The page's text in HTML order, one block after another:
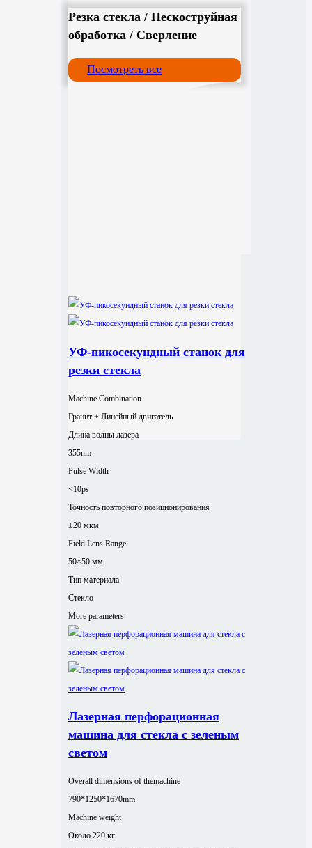
Резка стекла / Пескоструйная
обработка / Сверление
Посмотреть все
УФ-пикосекундный станок для
резки стекла
Machine Combination
Гранит + Линейный двигатель
Длина волны лазера
355nm
Pulse Width
<10ps
Точность повторного позиционирования
±20 мкм
Field Lens Range
50×50 мм
Тип материала
Стекло
More parameters
Лазерная перфорационная
машина для стекла с зеленым
светом
Overall dimensions of themachine
790*1250*1670mm
Machine weight
Около 220 кг